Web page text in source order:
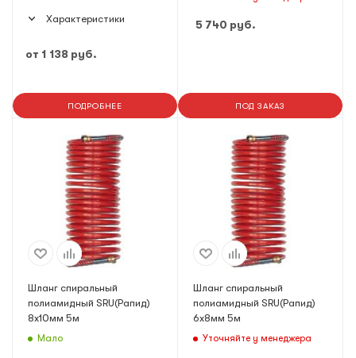
Характеристики
от 1 138 руб.
ПОДРОБНЕЕ
5 740 руб.
ПОД ЗАКАЗ
Шланг спиральный
полиамидный SRU(Рапид)
8х10мм 5м
Мало
Шланг спиральный
полиамидный SRU(Рапид)
6х8мм 5м
Уточняйте у менеджера